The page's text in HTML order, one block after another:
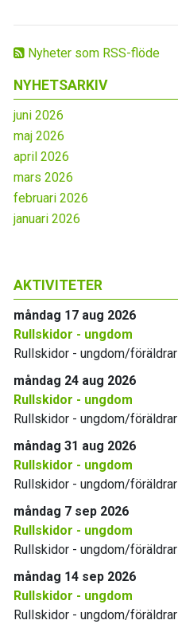
Nyheter som RSS-flöde
NYHETSARKIV
juni 2026
maj 2026
april 2026
mars 2026
februari 2026
januari 2026
AKTIVITETER
måndag 17 aug 2026
Rullskidor - ungdom
Rullskidor - ungdom/föräldrar
måndag 24 aug 2026
Rullskidor - ungdom
Rullskidor - ungdom/föräldrar
måndag 31 aug 2026
Rullskidor - ungdom
Rullskidor - ungdom/föräldrar
måndag 7 sep 2026
Rullskidor - ungdom
Rullskidor - ungdom/föräldrar
måndag 14 sep 2026
Rullskidor - ungdom
Rullskidor - ungdom/föräldrar